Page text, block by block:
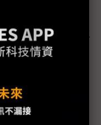
本低於50美
資即可省下10年
貴的AI運算費
方案將成為